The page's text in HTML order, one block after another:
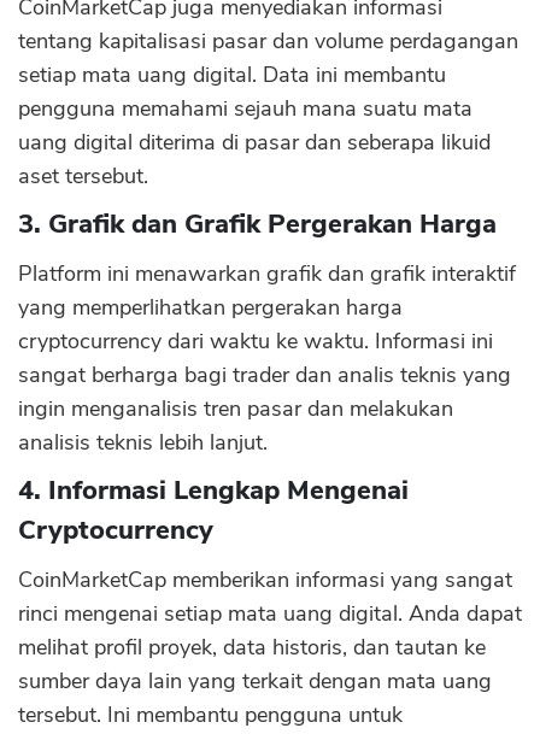
CoinMarketCap juga menyediakan informasi
tentang kapitalisasi pasar dan volume perdagangan
setiap mata uang digital. Data ini membantu
pengguna memahami sejauh mana suatu mata
uang digital diterima di pasar dan seberapa likuid
aset tersebut.
3. Grafik dan Grafik Pergerakan Harga
Platform ini menawarkan grafik dan grafik interaktif
yang memperlihatkan pergerakan harga
cryptocurrency dari waktu ke waktu. Informasi ini
sangat berharga bagi trader dan analis teknis yang
ingin menganalisis tren pasar dan melakukan
analisis teknis lebih lanjut.
4. Informasi Lengkap Mengenai
Cryptocurrency
CoinMarketCap memberikan informasi yang sangat
rinci mengenai setiap mata uang digital. Anda dapat
melihat profil proyek, data historis, dan tautan ke
sumber daya lain yang terkait dengan mata uang
tersebut. Ini membantu pengguna untuk